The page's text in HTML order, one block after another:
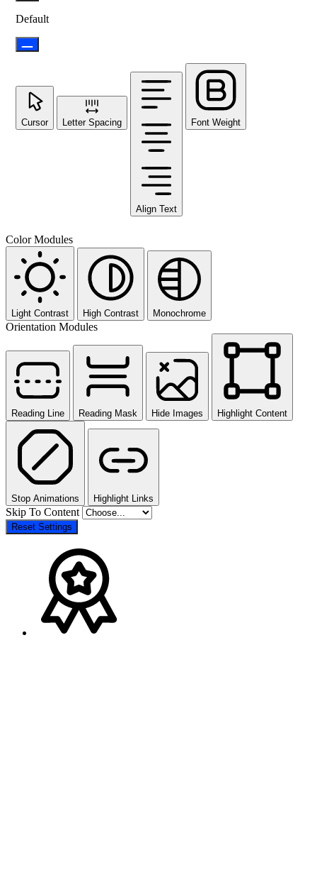
Default
Cursor Letter Spacing
Align Text
Font Weight
Color Modules
Light Contrast High Contrast Monochrome
Orientation Modules
Reading Line Reading Mask Hide Images Highlight Content
Stop Animations Highlight Links
Skip To Content
Reset Settings